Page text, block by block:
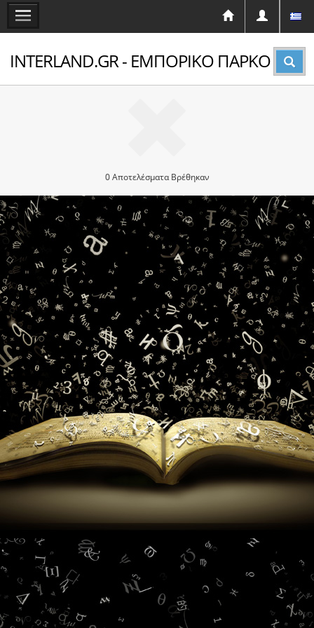
INTERLAND.GR - ΕΜΠΟΡΙΚΟ ΠΑΡΚΟ
0 Αποτελέσματα Βρέθηκαν